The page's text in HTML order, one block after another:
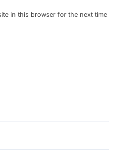
in this browser for the next time